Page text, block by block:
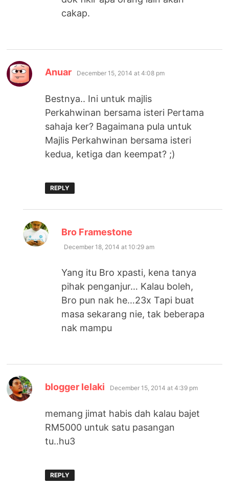
cakap.
Anuar says:
December 15, 2014 at 4:08 pm
Bestnya.. Ini untuk majlis
Perkahwinan bersama isteri Pertama
sahaja ker? Bagaimana pula untuk
Majlis Perkahwinan bersama isteri
kedua, ketiga dan keempat? ;)
REPLY
Bro Framestone
December 18, 2014 at 10:29 am
Yang itu Bro xpasti, kena tanya
pihak penganjur… Kalau boleh,
Bro pun nak he…23x Tapi buat
masa sekarang nie, tak beberapa
nak mampu
blogger lelaki says:
December 15, 2014 at 4:39 pm
memang jimat habis dah kalau bajet
RM5000 untuk satu pasangan
tu..hu3
REPLY